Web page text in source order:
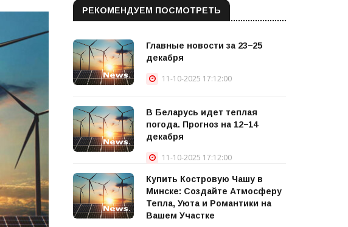
РЕКОМЕНДУЕМ ПОСМОТРЕТЬ
Главные новости за 23−25
декабря
11-10-2025 17:12:00
В Беларусь идет теплая
погода. Прогноз на 12−14
декабря
11-10-2025 17:12:00
Купить Костровую Чашу в
Минске: Создайте Атмосферу
Тепла, Уюта и Романтики на
Вашем Участке